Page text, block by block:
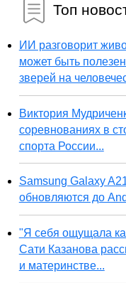
Топ
ИИ разговорит
может быть
зверей на
Виктория
соревнованиях в
спорта России...
Samsung Galaxy
обновляются до
"Я себя ощущала
Сати Казанова
и материнстве...